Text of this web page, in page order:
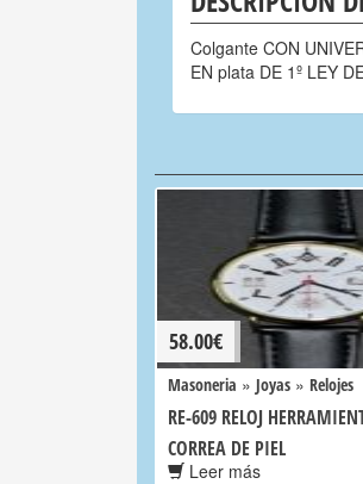
Colgante CON
EN plata DE 1º LEY
58.00€
Masoneria » Joyas » Relojes
RE-609 RELOJ
CORREA DE PIEL
Leer más